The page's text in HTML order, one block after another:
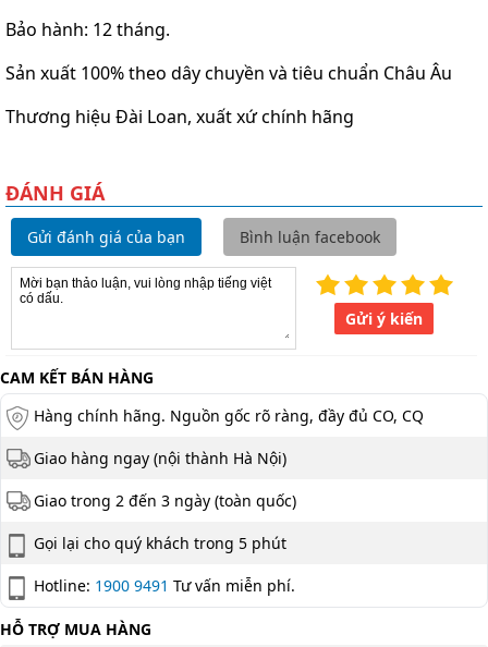
Bảo hành: 12 tháng.
Sản xuất 100% theo dây chuyền và tiêu chuẩn Châu Âu
Thương hiệu Đài Loan, xuất xứ chính hãng
ĐÁNH GIÁ
Gửi đánh giá của bạn Bình luận facebook
Gửi ý kiến
CAM KẾT BÁN HÀNG
Hàng chính hãng. Nguồn gốc rõ ràng, đầy đủ CO, CQ
Giao hàng ngay (nội thành Hà Nội)
Giao trong 2 đến 3 ngày (toàn quốc)
Gọi lại cho quý khách trong 5 phút
Hotline: 1900 9491 Tư vấn miễn phí.
HỖ TRỢ MUA HÀNG